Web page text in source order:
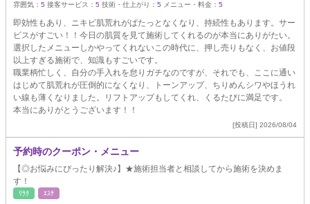
雰囲気： 5 接客サービス： 5 技術・仕上がり： 5 メニュー・料金： 5
即効性もあり、ニキビ肌荒れがぱたっとなくなり、持続性もあります。サー
ビスがすごい！！今日の肌質を見て施術してくれるのが本当にありがたい。
選択したメニューしかやってくれないこの時代に、押し売りもなく、お値段
以上すぎる施術で、知識もすごいです。
職業柄忙しく、自分の手入れを怠りガチなのですが、それでも、ここに通い
はじめて肌荒れが圧倒的になくなり、トーンアップ、ちりめんシワやほうれ
い線も薄くなりました。リフトアップもしてくれ、くるたびに満足です。
本当にありがとうございます！！
[投稿日] 2026/08/04
予約時のクーポン・メニュー
【◎お悩みにぴったり解決♪】★施術担当者と相談してから施術を決めま
す！
ﾘﾗｸ ｴｽﾃ